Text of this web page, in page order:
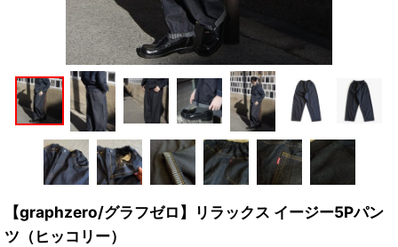
【graphzero/グラフゼロ】リラックス イージー5Pパン
ツ（ヒッコリー）